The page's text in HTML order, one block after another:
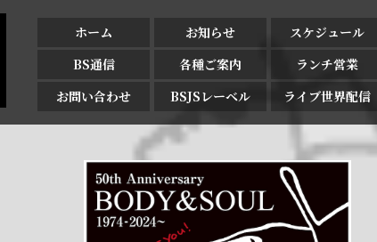
ホーム お知らせ スケジュール
BS通信
各種ご案内 ランチ営業
お問い合わせ
BSJSレーベル ライブ世界配信